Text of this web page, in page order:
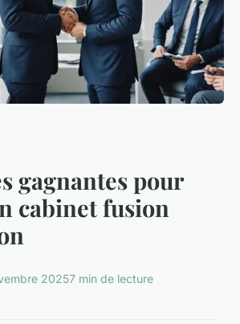
gagnantes pour
cabinet fusion
20257 min de lecture